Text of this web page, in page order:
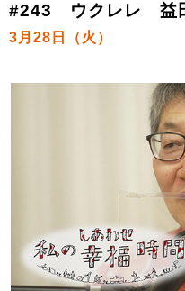
#243 ウクレレ 益
3月28日（火）